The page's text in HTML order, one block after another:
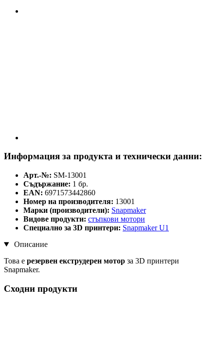
Информация за продукта и технически данни:
Арт.-№: SM-13001
Съдържание: 1 бр.
EAN: 6971573442860
Номер на производителя: 13001
Марки (производители): Snapmaker
Видове продукти: стъпкови мотори
Специално за 3D принтери: Snapmaker U1
Описание
Това е резервен екструдерен мотор за 3D принтери
Snapmaker.
Сходни продукти